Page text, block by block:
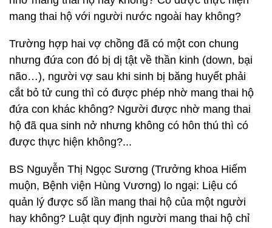
mang thai hộ với người nước ngoài hay không?
Trường hợp hai vợ chồng đã có một con chung
nhưng đứa con đó bị dị tật về thần kinh (down, bại
não…), người vợ sau khi sinh bị băng huyết phải
cắt bỏ tử cung thì có được phép nhờ mang thai hộ
đứa con khác không? Người được nhờ mang thai
hộ đã qua sinh nở nhưng không có hôn thú thì có
được thực hiện không?...
BS Nguyễn Thị Ngọc Sương (Trưởng khoa Hiếm
muộn, Bệnh viện Hùng Vương) lo ngại: Liệu có
quản lý được số lần mang thai hộ của một người
hay không? Luật quy định người mang thai hộ chỉ